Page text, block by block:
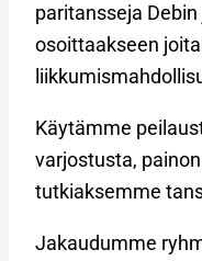
paritansseja
osoittaakseen
Käytämme
varjostusta,
tutkiaksemme
Jakaudumme